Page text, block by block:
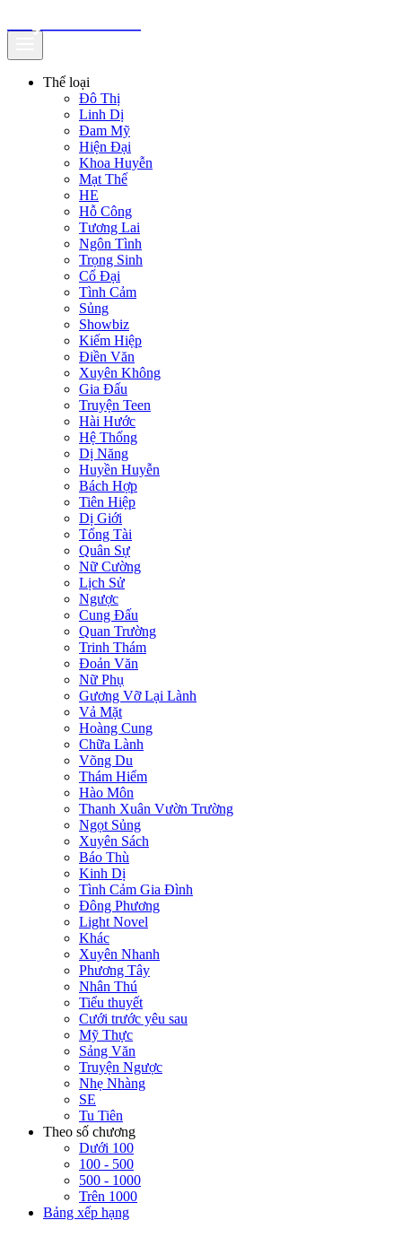
Thể loại
Đô Thị
Linh Dị
Đam Mỹ
Hiện Đại
Khoa Huyễn
Mạt Thế
HE
Hỗ Công
Tương Lai
Ngôn Tình
Trọng Sinh
Cổ Đại
Tình Cảm
Sủng
Showbiz
Kiếm Hiệp
Điền Văn
Xuyên Không
Gia Đấu
Truyện Teen
Hài Hước
Hệ Thống
Dị Năng
Huyền Huyễn
Bách Hợp
Tiên Hiệp
Dị Giới
Tổng Tài
Quân Sự
Nữ Cường
Lịch Sử
Ngược
Cung Đấu
Quan Trường
Trinh Thám
Đoản Văn
Nữ Phụ
Gương Vỡ Lại Lành
Vả Mặt
Hoàng Cung
Chữa Lành
Võng Du
Thám Hiểm
Hào Môn
Thanh Xuân Vườn Trường
Ngọt Sủng
Xuyên Sách
Báo Thù
Kinh Dị
Tình Cảm Gia Đình
Đông Phương
Light Novel
Khác
Xuyên Nhanh
Phương Tây
Nhân Thú
Tiểu thuyết
Cưới trước yêu sau
Mỹ Thực
Sảng Văn
Truyện Ngược
Nhẹ Nhàng
SE
Tu Tiên
Theo số chương
Dưới 100
100 - 500
500 - 1000
Trên 1000
Bảng xếp hạng